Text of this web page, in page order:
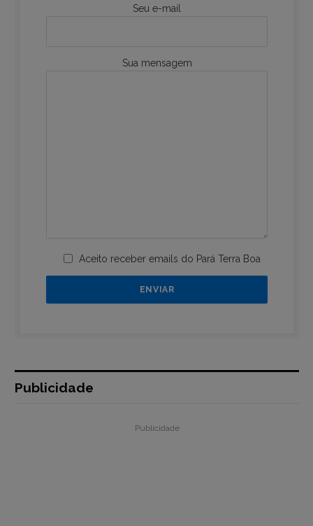
Seu e-mail
Sua mensagem
Aceito receber emails do Pará Terra Boa
Publicidade
Publicidade